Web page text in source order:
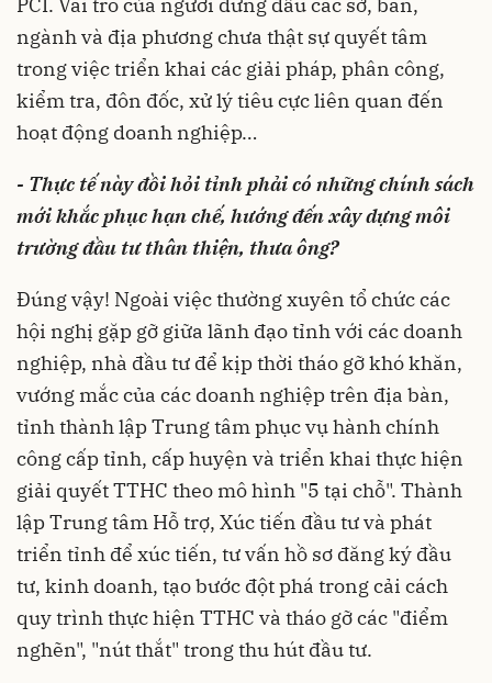
ngành và địa phương chưa thật sự quyết tâm
trong việc triển khai các giải pháp, phân công,
kiểm tra, đôn đốc, xử lý tiêu cực liên quan đến
hoạt động doanh nghiệp…
- Thực tế này đồi hỏi tỉnh phải có những chính sách
mới khắc phục hạn chế, hướng đến xây dựng môi
trường đầu tư thân thiện, thưa ông?
Đúng vậy! Ngoài việc thường xuyên tổ chức các
hội nghị gặp gỡ giữa lãnh đạo tỉnh với các doanh
nghiệp, nhà đầu tư để kịp thời tháo gỡ khó khăn,
vướng mắc của các doanh nghiệp trên địa bàn,
tỉnh thành lập Trung tâm phục vụ hành chính
công cấp tỉnh, cấp huyện và triển khai thực hiện
giải quyết TTHC theo mô hình "5 tại chỗ". Thành
lập Trung tâm Hỗ trợ, Xúc tiến đầu tư và phát
triển tỉnh để xúc tiến, tư vấn hồ sơ đăng ký đầu
tư, kinh doanh, tạo bước đột phá trong cải cách
quy trình thực hiện TTHC và tháo gỡ các "điểm
nghẽn", "nút thắt" trong thu hút đầu tư.